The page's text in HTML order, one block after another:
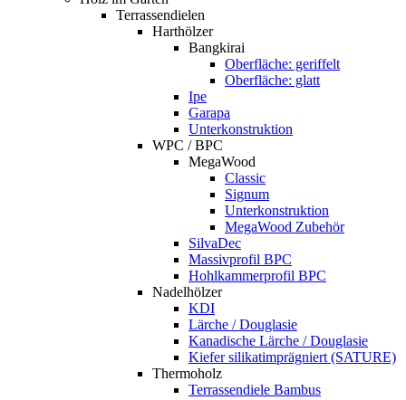
Terrassendielen
Harthölzer
Bangkirai
Oberfläche: geriffelt
Oberfläche: glatt
Ipe
Garapa
Unterkonstruktion
WPC / BPC
MegaWood
Classic
Signum
Unterkonstruktion
MegaWood Zubehör
SilvaDec
Massivprofil BPC
Hohlkammerprofil BPC
Nadelhölzer
KDI
Lärche / Douglasie
Kanadische Lärche / Douglasie
Kiefer silikatimprägniert (SATURE)
Thermoholz
Terrassendiele Bambus